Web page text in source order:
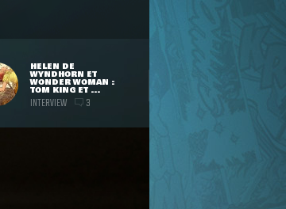
HELEN DE
WYNDHORN ET
WONDER WOMAN :
TOM KING ET ...
INTERVIEW 3